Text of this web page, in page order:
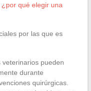
qué elegir una
por las que es
veterinarios pueden
durante
quirúrgicas.